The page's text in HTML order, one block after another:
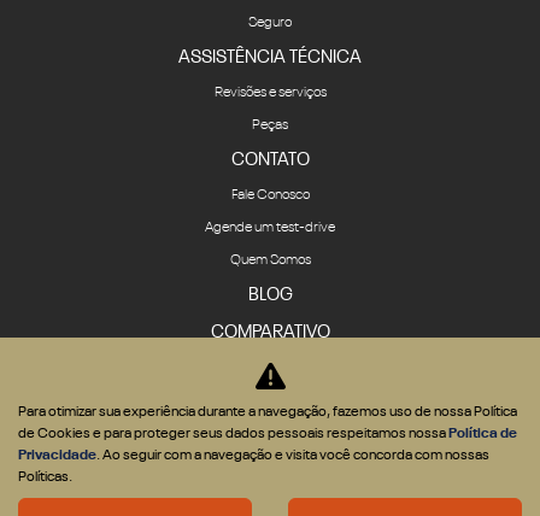
Seguro
ASSISTÊNCIA TÉCNICA
Revisões e serviços
Peças
CONTATO
Fale Conosco
Agende um test-drive
Quem Somos
BLOG
COMPARATIVO
Desenvolvido pela DEALERSPACE ® Direitos Reservados.
Para otimizar sua experiência durante a navegação, fazemos uso de nossa Política
de Cookies e para proteger seus dados pessoais respeitamos nossa Política de
Privacidade. Ao seguir com a navegação e visita você concorda com nossas
Políticas.